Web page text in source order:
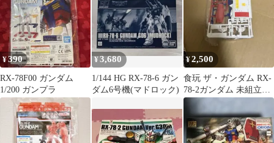
¥390
RX-78F00 ガンダム
1/200 ガンプラ
¥3,680
1/144 HG RX-78-6 ガン
ダム6号機(マドロック)
¥2,500
食玩 ザ・ガンダム RX-
78-2ガンダム 未組立・
未開封